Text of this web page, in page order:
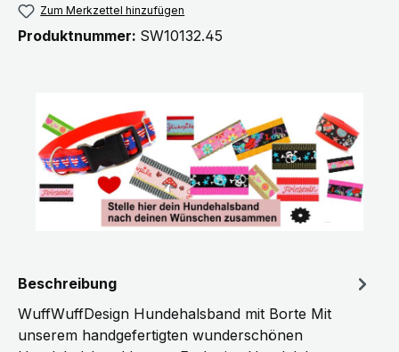
Zum Merkzettel hinzufügen
Produktnummer: SW10132.45
Beschreibung
WuffWuffDesign Hundehalsband mit Borte Mit
unserem handgefertigten wunderschönen